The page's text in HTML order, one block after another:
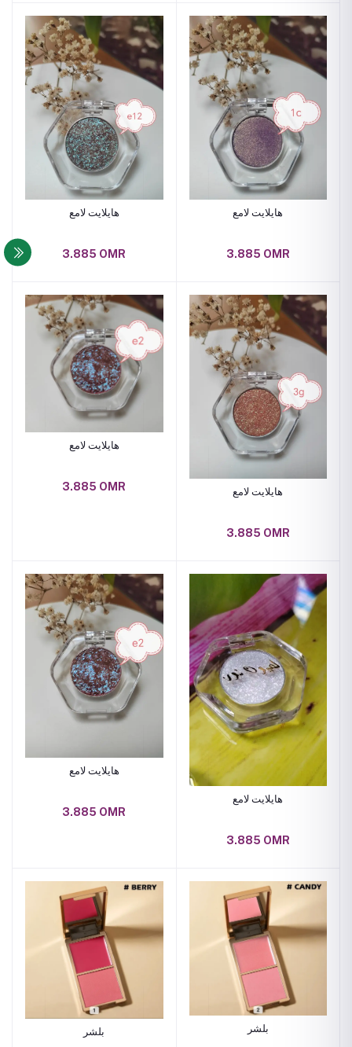
هايلايت لامع
3.885 OMR
هايلايت لامع
3.885 OMR
هايلايت لامع
3.885 OMR هايلايت لامع
3.885 OMR
هايلايت لامع
3.885 OMR
هايلايت لامع
3.885 OMR
بلشر بلشر